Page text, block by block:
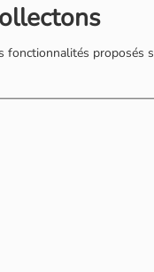
fonctionnalités proposés